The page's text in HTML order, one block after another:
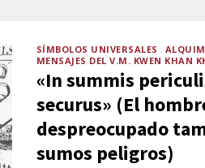
SÍMBOLOS UNIVERSALES
MENSAJES DEL V.M. KWEN KHAN
«In summis
securus» (El
despreocupado
sumos peligros)